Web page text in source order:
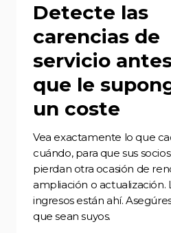
Detecte las
carencias de
servicio
que le
un coste
Vea exactamente lo que
cuándo, para que sus
pierdan otra ocasión de
ampliación o actualización.
ingresos están ahí.
que sean suyos.